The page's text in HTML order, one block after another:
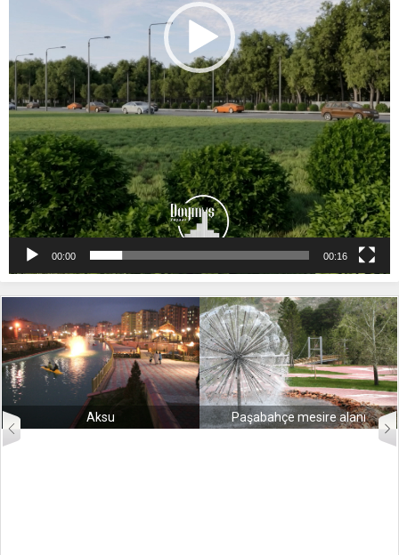
00:00 00:16
Aksu Paşabahçe mesire alanı